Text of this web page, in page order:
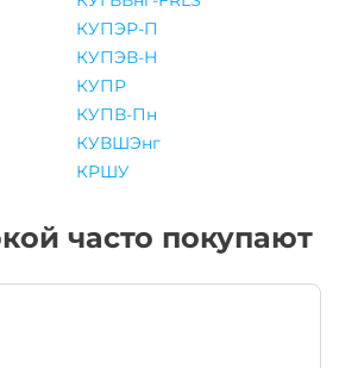
КУПЭР-П
КУПЭВ-Н
КУПР
КУПВ-Пн
КУВШЭнг
КРШУ
часто покупают